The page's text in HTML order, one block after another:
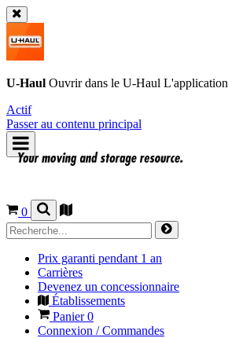
U-Haul Ouvrir dans le U-Haul L'application
Actif
Passer au contenu principal
0
Prix garanti pendant 1 an
Carrières
Devenez un concessionnaire
Établissements
Panier0
Connexion / Commandes